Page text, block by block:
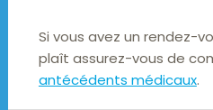
Si vous avez un rendez-
plaît assurez-vous de
antécédents médicaux.